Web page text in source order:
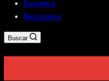
Deportes
Nacionales
Buscar